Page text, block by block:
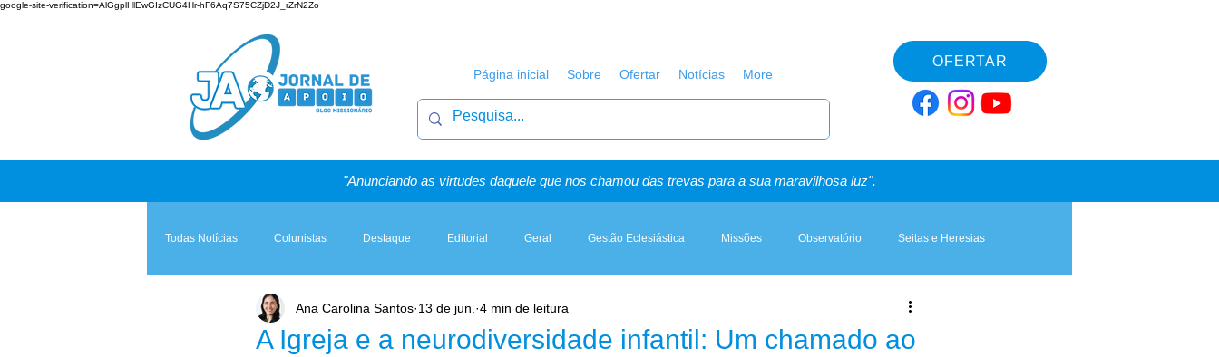
google-site-verification=AlGgplHlEwGIzCUG4Hr-hF6Aq7S75CZjD2J_rZrN2Zo
Página inicial Sobre Ofertar Notícias More
OFERTAR
"Anunciando as virtudes daquele que nos chamou das trevas para a sua maravilhosa luz".
Todas Notícias Colunistas Destaque Editorial Geral Gestão Eclesiástica Missões Observatório Seitas e Heresias
Teologia & Prática A Igreja e a Lei Artigos, Sermões & Esboços
A Igreja e a neurodiversidade infantil: Um chamado ao
Ana Carolina Santos 13 de jun. 4 min de leitura